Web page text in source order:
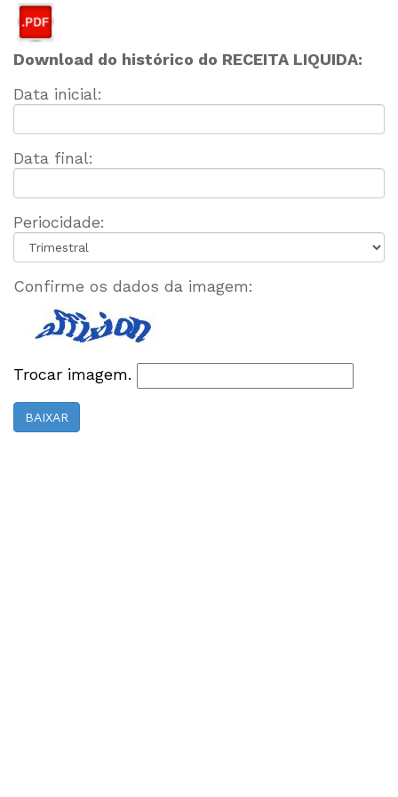
Download do histórico do RECEITA LIQUIDA:
Data inicial:
Data final:
Periocidade:
Confirme os dados da imagem:
Trocar imagem.